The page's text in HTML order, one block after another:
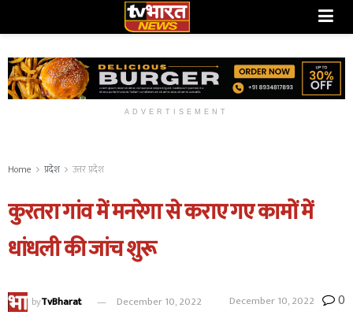
ADVERTISEMENT
Home प्रदेश उत्तर प्रदेश
कुरतरा गांव में मनरेगा से कराए गए कामों में
धांधली की जांच शुरू
byTvBharat December 10, 2022 December 10, 2022 0